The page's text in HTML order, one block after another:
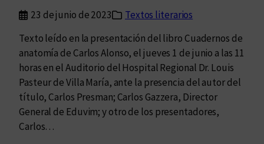
o
r
i
r
23 de junio de 2023
Textos literarios
Texto leído en la presentación del libro Cuadernos de
anatomía de Carlos Alonso, el jueves 1 de junio a las 11
horas en el Auditorio del Hospital Regional Dr. Louis
Pasteur de Villa María, ante la presencia del autor del
título, Carlos Presman; Carlos Gazzera, Director
General de Eduvim; y otro de los presentadores,
Carlos…